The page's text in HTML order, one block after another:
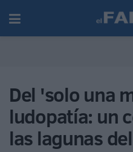
Del 'solo una
ludopatía: un
las lagunas